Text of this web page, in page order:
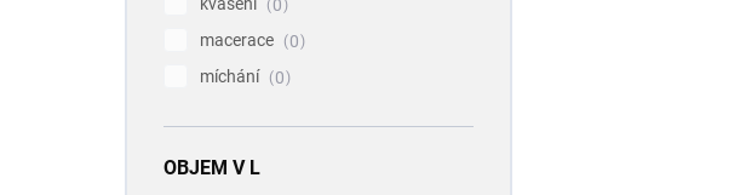
kvašení
0
macerace
0
míchání
0
OBJEM V L